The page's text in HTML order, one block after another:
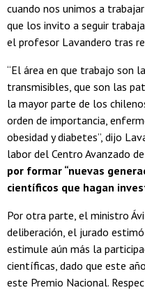
cuando nos unimos a
que los invito a seguir
el profesor Lavandero tras
“El área en que trabajo son
transmisibles, que son las
la mayor parte de los
orden de importancia,
obesidad y diabetes”, dijo
labor del Centro Avanzado
por formar “nuevas
científicos que hagan
Por otra parte, el ministro
deliberación, el jurado
estimule aún más la
científicas, dado que este
este Premio Nacional.